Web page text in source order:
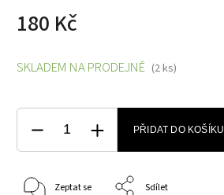
180 Kč
SKLADEM NA PRODEJNĚ (2 ks)
PŘIDAT DO KOŠÍKU
Zeptat se Sdílet